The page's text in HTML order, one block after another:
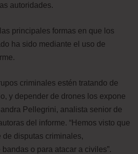
autoridades.
principales formas en que los
ha sido mediante el uso de
criminales estén tratando de
y depender de drones los expone
Pellegrini, analista senior de
del informe. “Hemos visto que
de disputas criminales,
o para atacar a civiles”.